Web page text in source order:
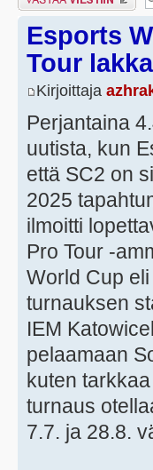
Esports
Tour
Kirjoittaja
Perjantaina
uutista, kun
että SC2 on
2025
ilmoitti
Pro Tour -
World Cup
turnauksen
IEM
pelaamaan
kuten
turnaus
7.7. ja 28.8.